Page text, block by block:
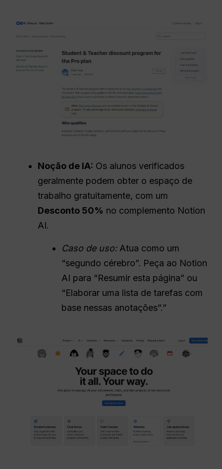
Noção de IA: Os alunos verificados
geralmente podem obter o espaço de
trabalho gratuitamente, com um
Desconto 50% no complemento Notion
AI.
Caso de uso:Atua como um
“segundo cérebro”. Peça ao Notion
AI para “Resumir esta página” ou
“Elaborar uma lista de tarefas com
base nessas anotações”.”